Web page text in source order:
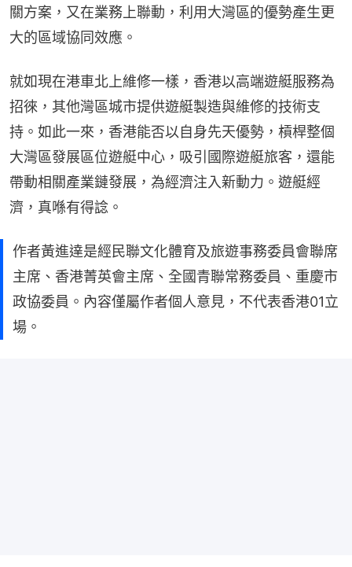
關方案，又在業務上聯動，利用大灣區的優勢產生更
大的區域協同效應。
就如現在港車北上維修一樣，香港以高端遊艇服務為
招徠，其他灣區城市提供遊艇製造與維修的技術支
持。如此一來，香港能否以自身先天優勢，槓桿整個
大灣區發展區位遊艇中心，吸引國際遊艇旅客，還能
帶動相關產業鏈發展，為經濟注入新動力。遊艇經
濟，真喺有得諗。
作者黃進達是經民聯文化體育及旅遊事務委員會聯席
主席、香港菁英會主席、全國青聯常務委員、重慶市
政協委員。內容僅屬作者個人意見，不代表香港01立
場。